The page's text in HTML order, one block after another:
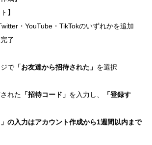
】
・YouTube・TikTokのいずれかを追加
了
で 「お友達から招待された」 を選択
れた 「招待コード」 を入力し、
「登録す
の入力はアカウント作成から1週間以内まで